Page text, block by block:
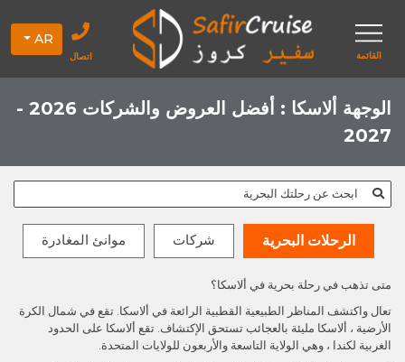
القائمة اتصال
AR
الوجهة ألاسكا : أفضل العروض والشركات 2026 -
2027
ابحث عن رحلتك البحرية
الرحلات البحرية شركات موانئ المغادرة
متى تذهب في رحلة بحرية في ألاسكا؟
تعال واكتشف المناظر الطبيعية القطبية الرائعة في ألاسكا. تقع في شمال الكرة
الأرضية ، ألاسكا مليئة بالعجائب تستحق الإكتشاف. تقع ألاسكا على الحدود
الغربية لكندا ، وهي الولاية التاسعة والأربعون للولايات المتحدة.